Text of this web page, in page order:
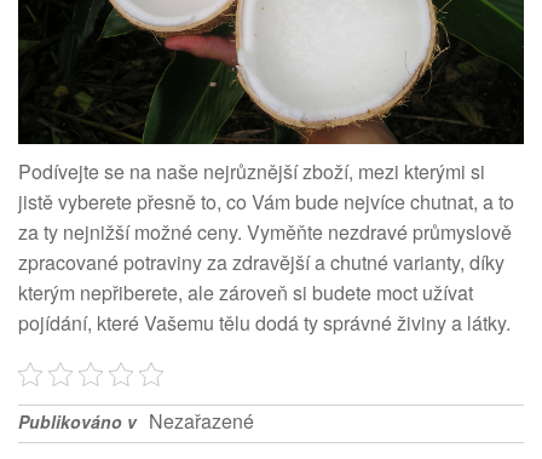
Podívejte se na naše nejrůznější zboží, mezi kterými si
jistě vyberete přesně to, co Vám bude nejvíce chutnat, a to
za ty nejnižší možné ceny. Vyměňte nezdravé průmyslově
zpracované potraviny za zdravější a chutné varianty, díky
kterým nepřiberete, ale zároveň si budete moct užívat
pojídání, které Vašemu tělu dodá ty správné živiny a látky.
Publikováno v Nezařazené